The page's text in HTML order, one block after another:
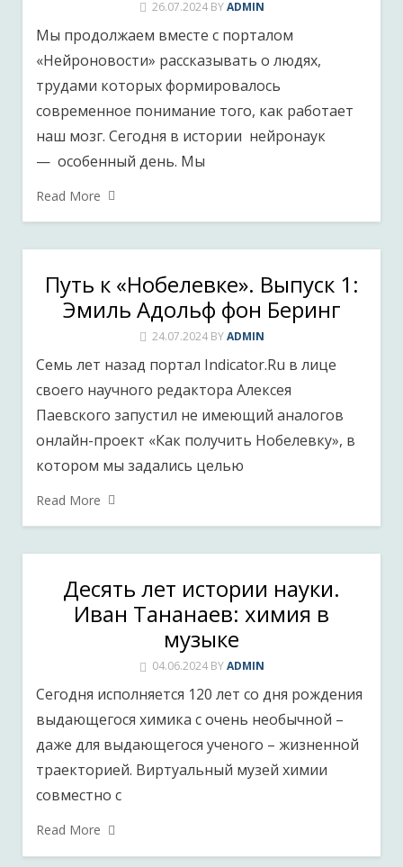
26.07.2024 BY ADMIN
Мы продолжаем вместе с порталом
«Нейроновости» рассказывать о людях,
трудами которых формировалось
современное понимание того, как работает
наш мозг. Сегодня в истории нейронаук
— особенный день. Мы
Read More
Путь к «Нобелевке». Выпуск 1:
Эмиль Адольф фон Беринг
24.07.2024 BY ADMIN
Семь лет назад портал Indicator.Ru в лице
своего научного редактора Алексея
Паевского запустил не имеющий аналогов
онлайн-проект «Как получить Нобелевку», в
котором мы задались целью
Read More
Десять лет истории науки.
Иван Тананаев: химия в
музыке
04.06.2024 BY ADMIN
Сегодня исполняется 120 лет со дня рождения
выдающегося химика с очень необычной –
даже для выдающегося ученого – жизненной
траекторией. Виртуальный музей химии
совместно с
Read More